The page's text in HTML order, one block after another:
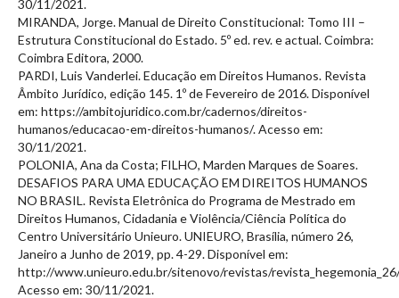
30/11/2021.
MIRANDA, Jorge. Manual de Direito Constitucional: Tomo III –
Estrutura Constitucional do Estado. 5º ed. rev. e actual. Coimbra:
Coimbra Editora, 2000.
PARDI, Luis Vanderlei. Educação em Direitos Humanos. Revista
Âmbito Jurídico, edição 145. 1º de Fevereiro de 2016. Disponível
em: https://ambitojuridico.com.br/cadernos/direitos-
humanos/educacao-em-direitos-humanos/. Acesso em:
30/11/2021.
POLONIA, Ana da Costa; FILHO, Marden Marques de Soares.
DESAFIOS PARA UMA EDUCAÇÃO EM DIREITOS HUMANOS
NO BRASIL. Revista Eletrônica do Programa de Mestrado em
Direitos Humanos, Cidadania e Violência/Ciência Política do
Centro Universitário Unieuro. UNIEURO, Brasília, número 26,
Janeiro a Junho de 2019, pp. 4-29. Disponível em:
http://www.unieuro.edu.br/sitenovo/revistas/
Acesso em: 30/11/2021.